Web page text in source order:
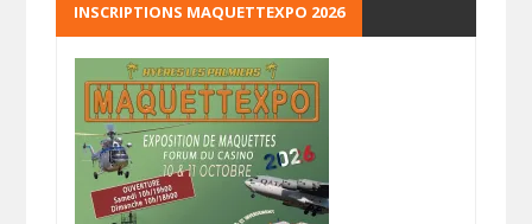
INSCRIPTIONS MAQUETTEXPO 2026